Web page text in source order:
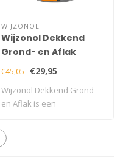
WIJZONOL
Wijzonol Dekkend
Grond- en Aflak
Halfglans Ral 9010 750
€45,05 €29,95
Wijzonol Dekkend Grond-
en Aflak is een